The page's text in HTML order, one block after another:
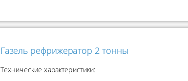
Газель рефрижератор 2 тонны
Технические характеристики: